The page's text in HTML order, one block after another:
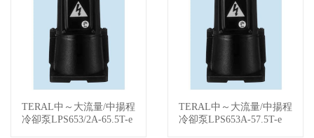
查看詳情
TERAL中～大流量/中揚程
冷卻泵LPS653/2A-65.5T-e
查看詳情
TERAL中～大流量/中揚程
冷卻泵LPS653A-57.5T-e